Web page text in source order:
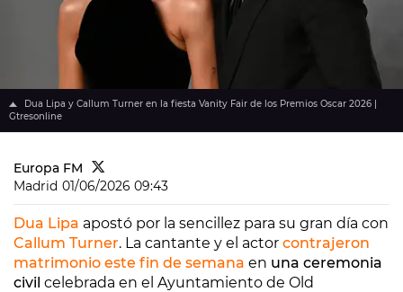
Dua Lipa y Callum Turner en la fiesta Vanity Fair de los Premios Oscar 2026 |
Gtresonline
Europa FM
Madrid 01/06/2026 09:43
Dua Lipa apostó por la sencillez para su gran día con
Callum Turner. La cantante y el actor contrajeron
matrimonio este fin de semana en una ceremonia
civil celebrada en el Ayuntamiento de Old